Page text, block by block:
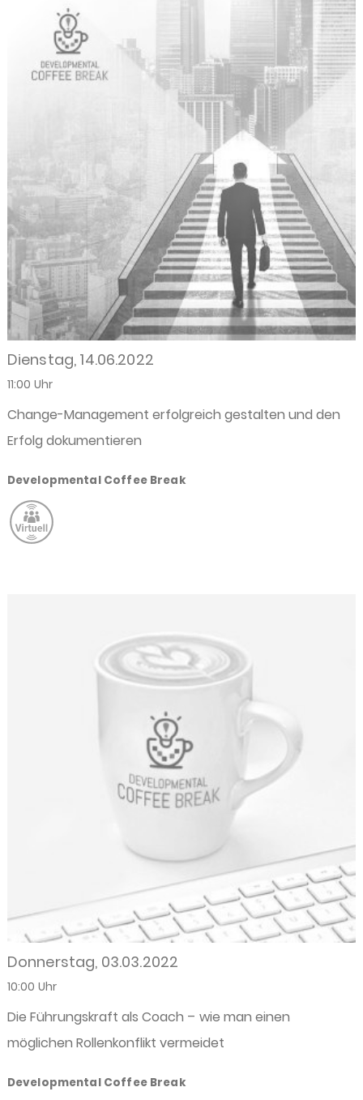
Dienstag, 14.06.2022
11:00 Uhr
Change-Management erfolgreich gestalten und den
Erfolg dokumentieren
Developmental Coffee Break
Donnerstag, 03.03.2022
10:00 Uhr
Die Führungskraft als Coach – wie man einen
möglichen Rollenkonflikt vermeidet
Developmental Coffee Break